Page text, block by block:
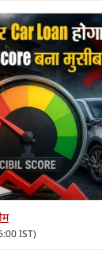
IST)